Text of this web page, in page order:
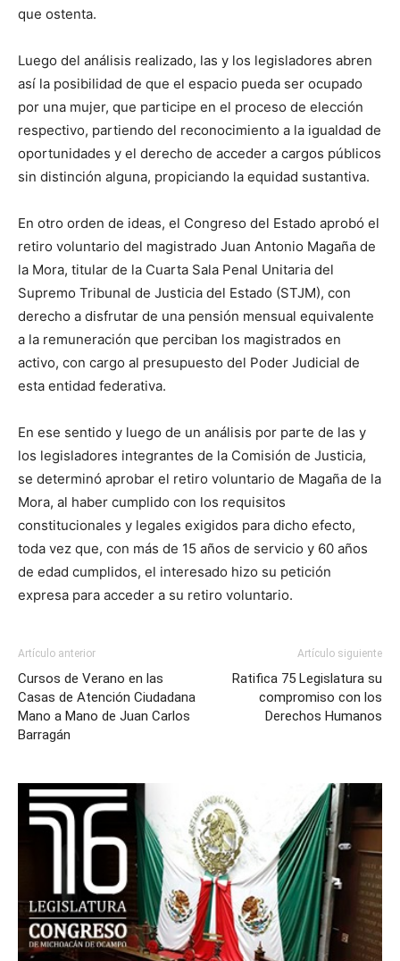
que ostenta.
Luego del análisis realizado, las y los legisladores abren
así la posibilidad de que el espacio pueda ser ocupado
por una mujer, que participe en el proceso de elección
respectivo, partiendo del reconocimiento a la igualdad de
oportunidades y el derecho de acceder a cargos públicos
sin distinción alguna, propiciando la equidad sustantiva.
En otro orden de ideas, el Congreso del Estado aprobó el
retiro voluntario del magistrado Juan Antonio Magaña de
la Mora, titular de la Cuarta Sala Penal Unitaria del
Supremo Tribunal de Justicia del Estado (STJM), con
derecho a disfrutar de una pensión mensual equivalente
a la remuneración que perciban los magistrados en
activo, con cargo al presupuesto del Poder Judicial de
esta entidad federativa.
En ese sentido y luego de un análisis por parte de las y
los legisladores integrantes de la Comisión de Justicia,
se determinó aprobar el retiro voluntario de Magaña de la
Mora, al haber cumplido con los requisitos
constitucionales y legales exigidos para dicho efecto,
toda vez que, con más de 15 años de servicio y 60 años
de edad cumplidos, el interesado hizo su petición
expresa para acceder a su retiro voluntario.
Artículo anterior
Cursos de Verano en las
Casas de Atención Ciudadana
Mano a Mano de Juan Carlos
Barragán
Artículo siguiente
Ratifica 75 Legislatura su
compromiso con los
Derechos Humanos